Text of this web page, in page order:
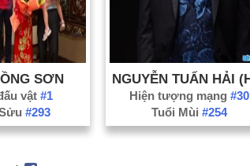
SƠN
vật #1
#293
Hiện tượng mạng#30
Tuổi Mùi#254